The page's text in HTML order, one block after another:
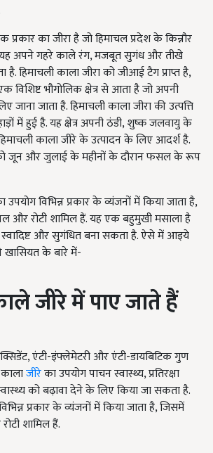
प्रकार का जीरा है जो हिमाचल प्रदेश के किन्नौर
यह अपने गहरे काले रंग, मजबूत सुगंध और तीखे
है. हिमाचली काला जीरा को जीआई टैग प्राप्त है,
विशिष्ट भौगोलिक क्षेत्र से आता है जो अपनी
जाना जाता है. हिमाचली काला जीरा की उत्पत्ति
में हुई है. यह क्षेत्र अपनी ठंडी, शुष्क जलवायु के
काला जीरे के उत्पादन के लिए आदर्श है.
को जून और जुलाई के महीनों के दौरान फसल के रूप
उपयोग विभिन्न प्रकार के व्यंजनों में किया जाता है,
और रोटी शामिल हैं. यह एक बहुमुखी मसाला है
और सुगंधित बना सकता है. ऐसे में आइये
खासियत के बारे में-
जीरे में पाए जाते हैं
एंटी-इंफ्लेमेटरी और एंटी-डायबिटिक गुण
जीरेका उपयोग पाचन स्वास्थ्य, प्रतिरक्षा
को बढ़ावा देने के लिए किया जा सकता है.
प्रकार के व्यंजनों में किया जाता है, जिसमें
शामिल हैं.